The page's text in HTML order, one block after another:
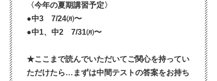
〈今年の夏期講習予定〉
●中3 7/24㈪〜
●中1、中2 7/31㈪〜
★ここまで読んでいただいてご関心を持ってい
ただけたら…まずは中間テストの答案をお持ち